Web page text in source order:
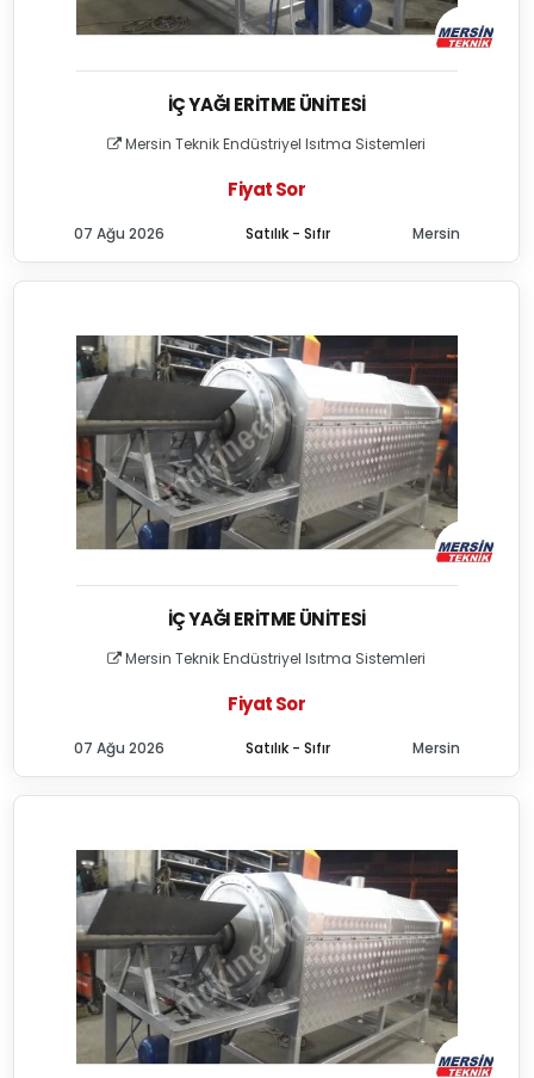
İÇ YAĞI ERITME ÜNITESI
Mersin Teknik Endüstriyel Isıtma Sistemleri
Fiyat Sor
Satılık - Sıfır
07 Ağu 2026 Mersin
İÇ YAĞI ERITME ÜNITESI
Mersin Teknik Endüstriyel Isıtma Sistemleri
Fiyat Sor
Satılık - Sıfır
07 Ağu 2026 Mersin